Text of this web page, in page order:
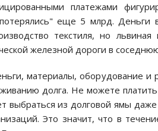
платежами
еще 5 млрд. Деньги
текстиля, но
железной дороги в
материалы, оборудование и
долга. Не можете платить
из долговой ямы
Это значит, что в